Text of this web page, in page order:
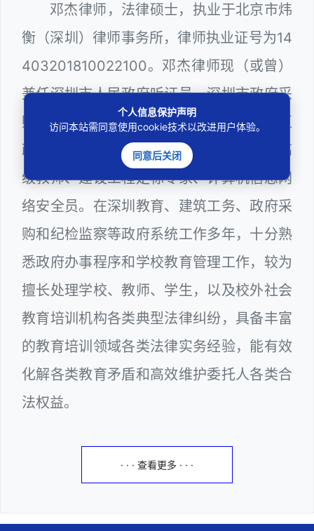
邓杰律师，法律硕士，执业于北京市炜
衡（深圳）律师事务所，律师执业证号为14
403201810022100。邓杰律师现（或曾）
兼任深圳市人民政府听证员、深圳市政府采
购评审专家（法律类），曾担任深圳市某区
政府部门公职律师、深圳市某区公办学校高
级教师、建设工程定标专家、计算机信息网
络安全员。在深圳教育、建筑工务、政府采
购和纪检监察等政府系统工作多年，十分熟
悉政府办事程序和学校教育管理工作，较为
擅长处理学校、教师、学生，以及校外社会
教育培训机构各类典型法律纠纷，具备丰富
的教育培训领域各类法律实务经验，能有效
化解各类教育矛盾和高效维护委托人各类合
法权益。
· · · 查看更多 · · ·
个人信息保护声明
访问本站需同意使用cookie技术以改进用户体验。
同意后关闭